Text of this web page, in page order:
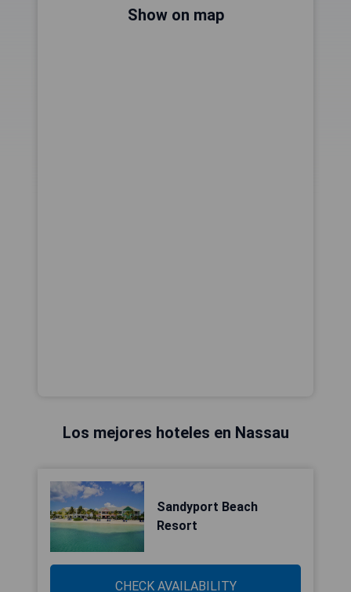
Show on map
Los mejores hoteles en Nassau
Sandyport Beach
Resort
CHECK AVAILABILITY